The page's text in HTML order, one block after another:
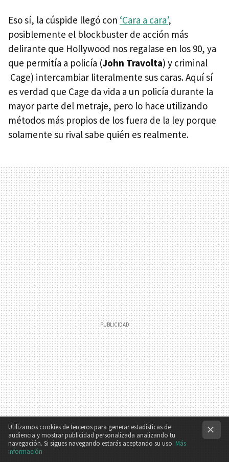
Eso sí, la cúspide llegó con ‘Cara a cara’,
posiblemente el blockbuster de acción más
delirante que Hollywood nos regalase en los 90, ya
que permitía a policía (John Travolta) y criminal
Cage) intercambiar literalmente sus caras. Aquí sí
es verdad que Cage da vida a un policía durante la
mayor parte del metraje, pero lo hace utilizando
métodos más propios de los fuera de la ley porque
solamente su rival sabe quién es realmente.
Utilizamos cookies de terceros para generar estadísticas de
audiencia y mostrar publicidad personalizada analizando tu
navegación. Si sigues navegando estarás aceptando su uso. Más
información